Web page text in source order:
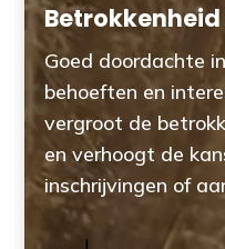
Goed doordachte
behoeften en
vergroot de
en verhoogt de
inschrijvingen of